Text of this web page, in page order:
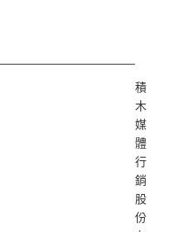
積
木
媒
體
行
銷
股
份